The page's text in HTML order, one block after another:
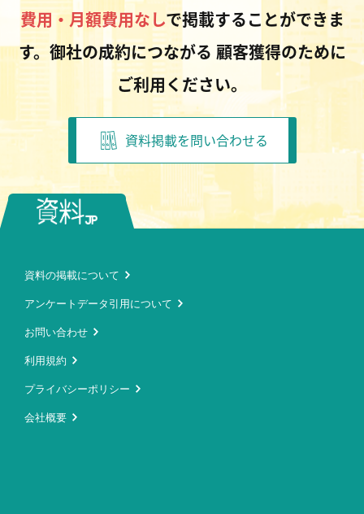
費用・月額費用なしで掲載することができま
す。御社の成約につながる 顧客獲得のために
ご利用ください。
資料掲載を問い合わせる
資料の掲載について
アンケートデータ引用について
お問い合わせ
利用規約
プライバシーポリシー
会社概要